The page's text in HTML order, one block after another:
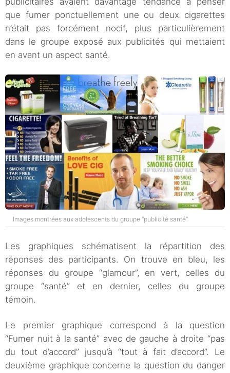
que fumer ponctuellement une ou deux cigarettes
n’était pas forcément nocif, plus particulièrement
dans le groupe exposé aux publicités qui mettaient
en avant un aspect santé.
Images montrées aux adolescents du groupe “publicité santé”
Les graphiques schématisent la répartition des
réponses des participants. On trouve en bleu, les
réponses du groupe “glamour”, en vert, celles du
groupe “santé” et en dernier, celles du groupe
témoin.
Le premier graphique correspond à la question
“Fumer nuit à la santé” avec de gauche à droite “pas
du tout d’accord” jusqu’à “tout à fait d’accord”. Le
deuxième graphique concerne la question du danger